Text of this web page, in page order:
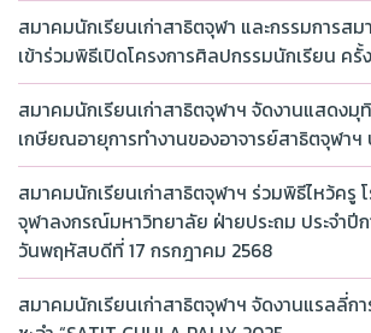
สมาคมนักเรียนเก่าสาธิตจุฬา และกรรมการสม
เข้าร่วมพิธีเปิดโครงการศิลปกรรมนักเรียน ครั้
สมาคมนักเรียนเก่าสาธิตจุฬาฯ จัดงานแสดงมุ
เกษียณอายุการทำงานของอาจารย์สาธิตจุฬาฯ
สมาคมนักเรียนเก่าสาธิตจุฬาฯ ร่วมพิธีไหว้ครู
จุฬาลงกรณ์มหาวิทยาลัย ฝ่ายประถม ประจำปี
วันพฤหัสบดีที่ 17 กรกฎาคม 2568
สมาคมนักเรียนเก่าสาธิตจุฬาฯ จัดงานแรลลี่ก